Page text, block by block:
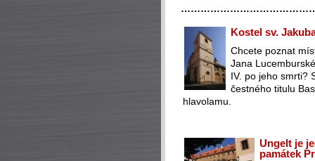
Kostel sv.
Chcete poznat
Jana
IV. po jeho smrti?
čestného titulu
hlavolamu.
Ungelt je
památek